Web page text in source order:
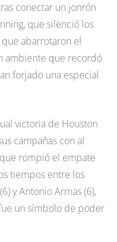
conectar un jonrón
que silenció los
abarrotaron el
ambiente que recordó
forjado una especial
victoria de Houston
campañas con al
rompió el empate
tiempos entre los
y Antonio Armas (6),
un símbolo de poder